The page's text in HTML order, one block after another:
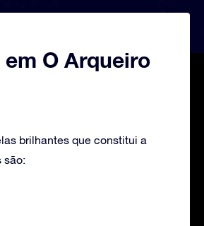
O Arqueiro
brilhantes que constitui a
são: